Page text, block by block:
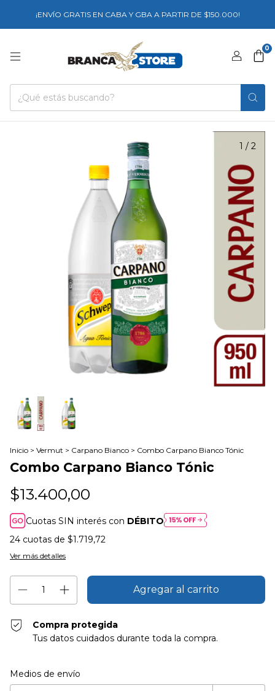
¡ENVÍO GRATIS EN CABA Y GBA A PARTIR DE $150.000!
0
1 / 2
Inicio > Vermut > Carpano Bianco > Combo Carpano Bianco Tónic
Combo Carpano Bianco Tónic
$13.400,00
Cuotas SIN interés con DÉBITO
24 cuotas de $1.719,72
Ver más detalles
Compra protegida
Tus datos cuidados durante toda la compra.
Entregas para el CP:
Medios de envío